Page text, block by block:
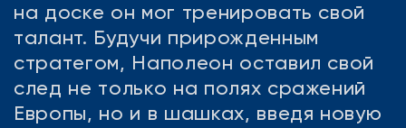
на доске он мог тренировать свой
талант. Будучи прирожденным
стратегом, Наполеон оставил свой
след не только на полях сражений
Европы, но и в шашках, введя новую